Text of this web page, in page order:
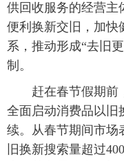
供回收服务的经营主
便利换新交旧，加快
系，推动形成“去旧
制。
赶在春节假期前，
全面启动消费品以旧
续。从春节期间市场
旧换新搜索量超过